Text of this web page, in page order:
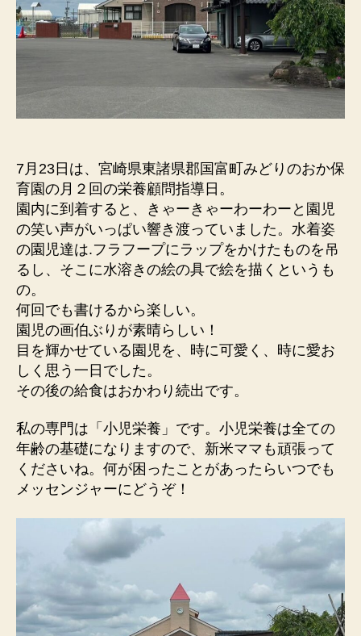
7月23日は、宮崎県東諸県郡国富町みどりのおか保
育園の月２回の栄養顧問指導日。
園内に到着すると、きゃーきゃーわーわーと園児
の笑い声がいっぱい響き渡っていました。水着姿
の園児達は.フラフープにラップをかけたものを吊
るし、そこに水溶きの絵の具で絵を描くというも
の。
何回でも書けるから楽しい。
園児の画伯ぶりが素晴らしい！
目を輝かせている園児を、時に可愛く、時に愛お
しく思う一日でした。
その後の給食はおかわり続出です。
私の専門は「小児栄養」です。小児栄養は全ての
年齢の基礎になりますので、新米ママも頑張って
くださいね。何が困ったことがあったらいつでも
メッセンジャーにどうぞ！